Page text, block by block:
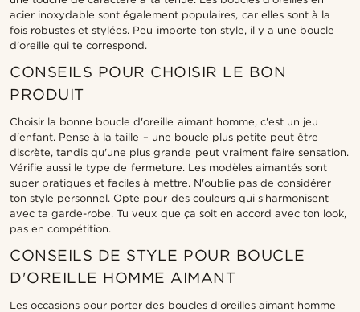
acier inoxydable sont également populaires, car elles sont à la
fois robustes et stylées. Peu importe ton style, il y a une boucle
d'oreille qui te correspond.
CONSEILS POUR CHOISIR LE BON
PRODUIT
Choisir la bonne boucle d'oreille aimant homme, c'est un jeu
d'enfant. Pense à la taille – une boucle plus petite peut être
discrète, tandis qu'une plus grande peut vraiment faire sensation.
Vérifie aussi le type de fermeture. Les modèles aimantés sont
super pratiques et faciles à mettre. N'oublie pas de considérer
ton style personnel. Opte pour des couleurs qui s'harmonisent
avec ta garde-robe. Tu veux que ça soit en accord avec ton look,
pas en compétition.
CONSEILS DE STYLE POUR BOUCLE
D'OREILLE HOMME AIMANT
Les occasions pour porter des boucles d'oreilles aimant homme